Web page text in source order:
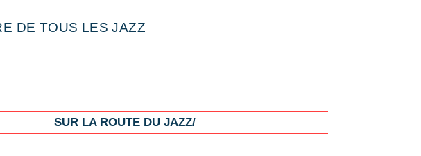
DE TOUS LES JAZZ
SUR LA ROUTE DU JAZZ/